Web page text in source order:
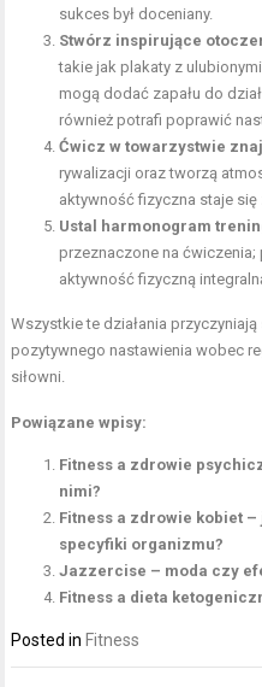
sukces był doceniany.
Stwórz inspirujące
takie jak plakaty z
mogą dodać zapału do
również potrafi poprawić
Ćwicz w towarzystwie
rywalizacji oraz tworzą
aktywność fizyczna staje
Ustal harmonogram
przeznaczone na
aktywność fizyczną
Wszystkie te działania
pozytywnego nastawienia wobec
siłowni.
Powiązane wpisy:
Fitness a zdrowie
nimi?
Fitness a zdrowie kobiet
specyfiki organizmu?
Jazzercise – moda czy
Fitness a dieta
Posted in Fitness